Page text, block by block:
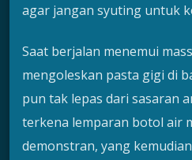
agar jangan syuting untuk
Saat berjalan menemui
mengoleskan pasta gigi di
pun tak lepas dari sasaran
terkena lemparan botol air
demonstran, yang